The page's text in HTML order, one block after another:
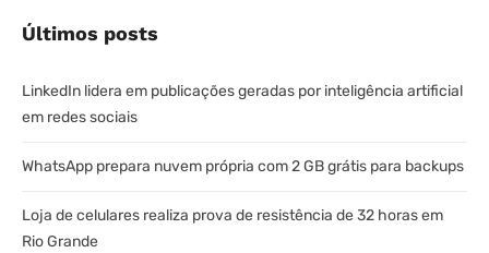
Últimos posts
LinkedIn lidera em publicações geradas por inteligência artificial
em redes sociais
WhatsApp prepara nuvem própria com 2 GB grátis para backups
Loja de celulares realiza prova de resistência de 32 horas em
Rio Grande